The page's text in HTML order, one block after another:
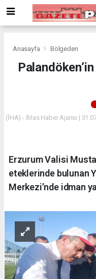
Bonusu
Veren
deneme
siteler
Veren
Anasayfa Bölgeden
(İHA) - İhlas Haber Ajansı |
Erzurum Valisi
eteklerinde bulunan
Merkezi’nde idman